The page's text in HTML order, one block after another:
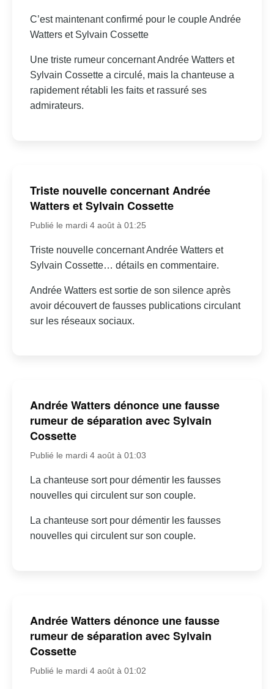
C’est maintenant confirmé pour le couple Andrée
Watters et Sylvain Cossette
Une triste rumeur concernant Andrée Watters et
Sylvain Cossette a circulé, mais la chanteuse a
rapidement rétabli les faits et rassuré ses
admirateurs.
Triste nouvelle concernant Andrée
Watters et Sylvain Cossette
Publié le mardi 4 août à 01:25
Triste nouvelle concernant Andrée Watters et
Sylvain Cossette… détails en commentaire.
Andrée Watters est sortie de son silence après
avoir découvert de fausses publications circulant
sur les réseaux sociaux.
Andrée Watters dénonce une fausse
rumeur de séparation avec Sylvain
Cossette
Publié le mardi 4 août à 01:03
La chanteuse sort pour démentir les fausses
nouvelles qui circulent sur son couple.
La chanteuse sort pour démentir les fausses
nouvelles qui circulent sur son couple.
Andrée Watters dénonce une fausse
rumeur de séparation avec Sylvain
Cossette
Publié le mardi 4 août à 01:02